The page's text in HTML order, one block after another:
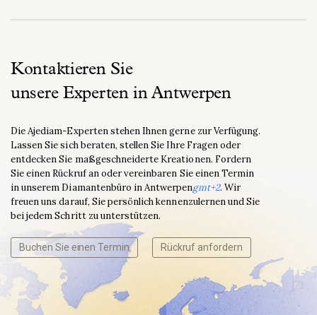
Kontaktieren Sie
unsere Experten in Antwerpen
Die Ajediam-Experten stehen Ihnen gerne zur Verfügung.
Lassen Sie sich beraten, stellen Sie Ihre Fragen oder
entdecken Sie maßgeschneiderte Kreationen. Fordern
Sie einen Rückruf an oder vereinbaren Sie einen Termin
in unserem Diamantenbüro in Antwerpengmt+2. Wir
freuen uns darauf, Sie persönlich kennenzulernen und Sie
bei jedem Schritt zu unterstützen.
Buchen Sie einen Termin Rückruf anfordern